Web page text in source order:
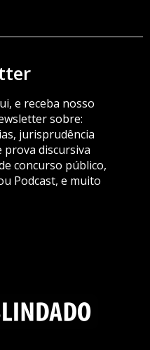
e receba nosso
sobre:
jurisprudência
prova discursiva
concurso público,
Podcast, e muito